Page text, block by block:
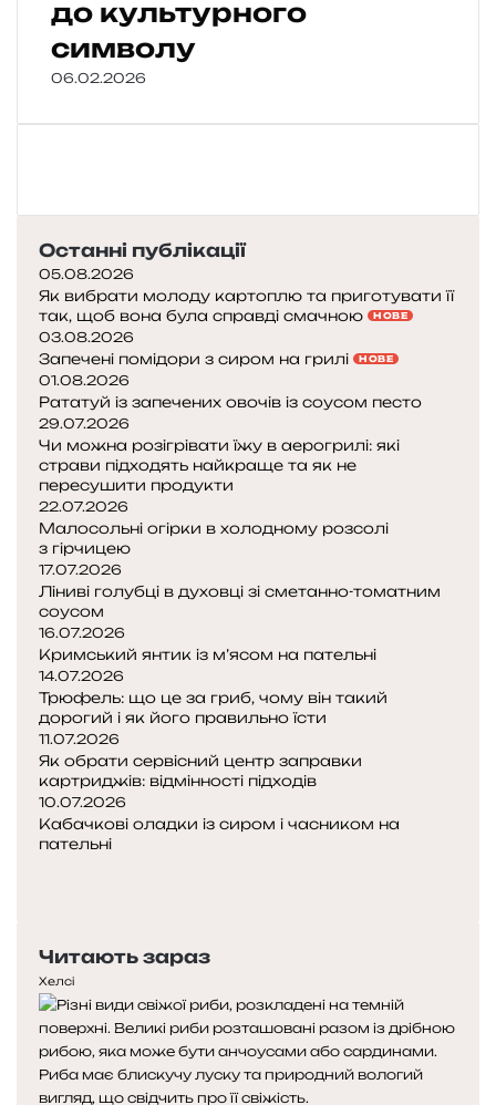
до культурного
символу
06.02.2026
Останні публікації
05.08.2026
Як вибрати молоду картоплю та приготувати її
так, щоб вона була справді смачною
НОВЕ
03.08.2026
Запечені помідори з сиром на грилі НОВЕ
01.08.2026
Рататуй із запечених овочів із соусом песто
29.07.2026
Чи можна розігрівати їжу в аерогрилі: які
страви підходять найкраще та як не
пересушити продукти
22.07.2026
Малосольні огірки в холодному розсолі
з гірчицею
17.07.2026
Ліниві голубці в духовці зі сметанно-томатним
соусом
16.07.2026
Кримський янтик із м’ясом на пательні
14.07.2026
Трюфель: що це за гриб, чому він такий
дорогий і як його правильно їсти
11.07.2026
Як обрати сервісний центр заправки
картриджів: відмінності підходів
10.07.2026
Кабачкові оладки із сиром і часником на
пательні
Читають зараз
Хелсі